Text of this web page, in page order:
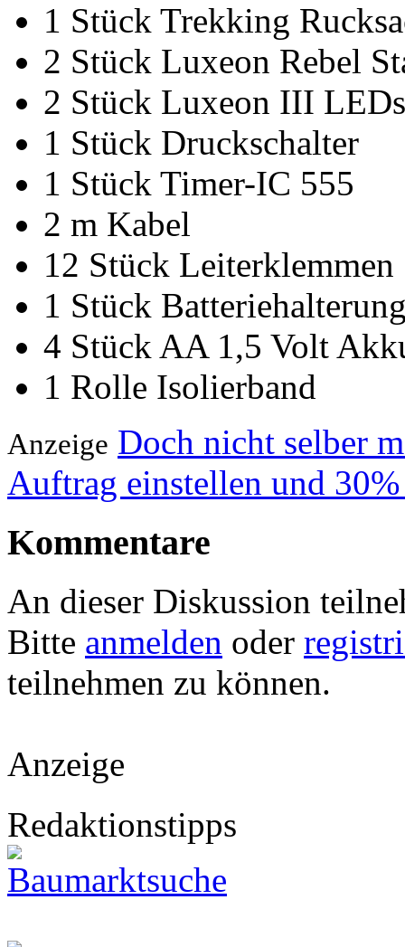
1 Stück Trekking
2 Stück Luxeon Rebel
2 Stück Luxeon III LEDs
1 Stück Druckschalter
1 Stück Timer-IC 555
2 m Kabel
12 Stück Leiterklemmen
1 Stück
4 Stück AA 1,5 Volt
1 Rolle Isolierband
Anzeige Doch nicht selber
Auftrag einstellen und
Kommentare
An dieser Diskussion
Bitte anmelden oder
teilnehmen zu können.
Anzeige
Redaktionstipps